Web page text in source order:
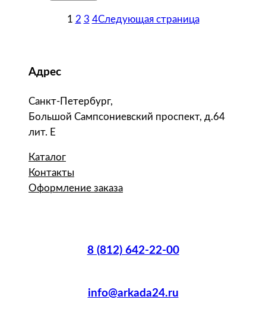
1 2 3 4Следующая страница
Адрес
Санкт-Петербург,
Большой Сампсониевский проспект, д.64
лит. Е
Каталог
Контакты
Оформление заказа
8 (812) 642-22-00
info@arkada24.ru